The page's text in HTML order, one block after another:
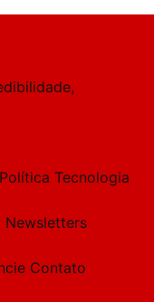
Política Tecnologia
Newsletters
Contato